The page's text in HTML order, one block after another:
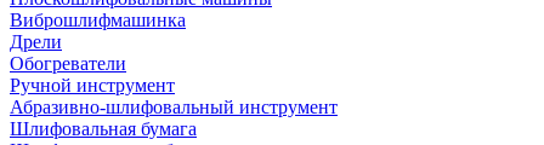
Виброшлифмашинка
Дрели
Обогреватели
Ручной инструмент
Абразивно-шлифовальный инструмент
Шлифовальная бумага